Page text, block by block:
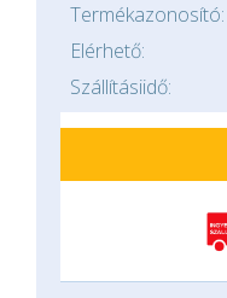
Termékazonosító:
Elérhető:
Szállításiidő: